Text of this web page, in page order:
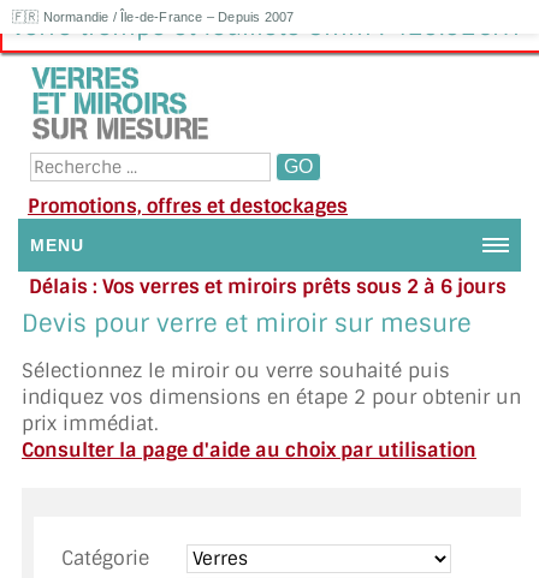
🇫🇷 Normandie / Île-de-France – Depuis 2007
Verre trempé et feuilleté 8mm : 429.92€HT
Promotions, offres et destockages
MENU
NOUS CONTACTER
DEMANDE DE DEVIS
SUIVI DE DEVIS
TOUS LES TARIFS AU M2
Délais : Vos verres et miroirs prêts sous 2 à 6 jours
en moyenne
Besoin d'aide ?
Appelez ou envoyez un SMS au 06 79 92 33 38
Devis pour verre et miroir sur mesure
Sélectionnez le miroir ou verre souhaité puis
indiquez vos dimensions en étape 2 pour obtenir un
prix immédiat.
Consulter la page d'aide au choix par utilisation
Catégorie